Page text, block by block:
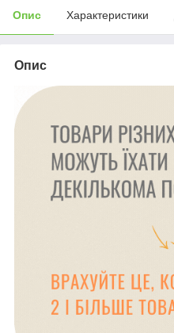
Опис Характеристики
Опис